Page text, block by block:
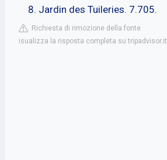
Jardin des Tuileries. 7.705.
Richiesta di rimozione della fonte
isualizza la risposta completa su tripadvisor.it